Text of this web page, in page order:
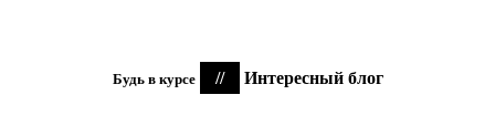
Будь в курсе // Интересный блог